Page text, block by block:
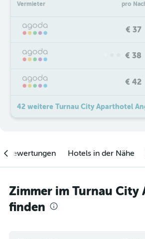
Vermieter pro
€ 37
€ 38
€ 42
42 weitere Turnau City Aparthotel
Hotels in der Nähe
Zimmer im Turnau City
finden